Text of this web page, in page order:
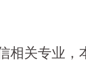
关专业，